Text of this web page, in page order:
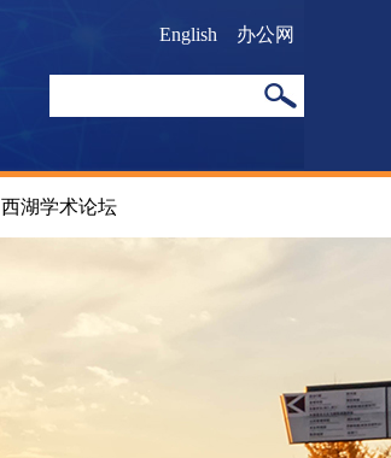
办公网
English
西湖学术论坛